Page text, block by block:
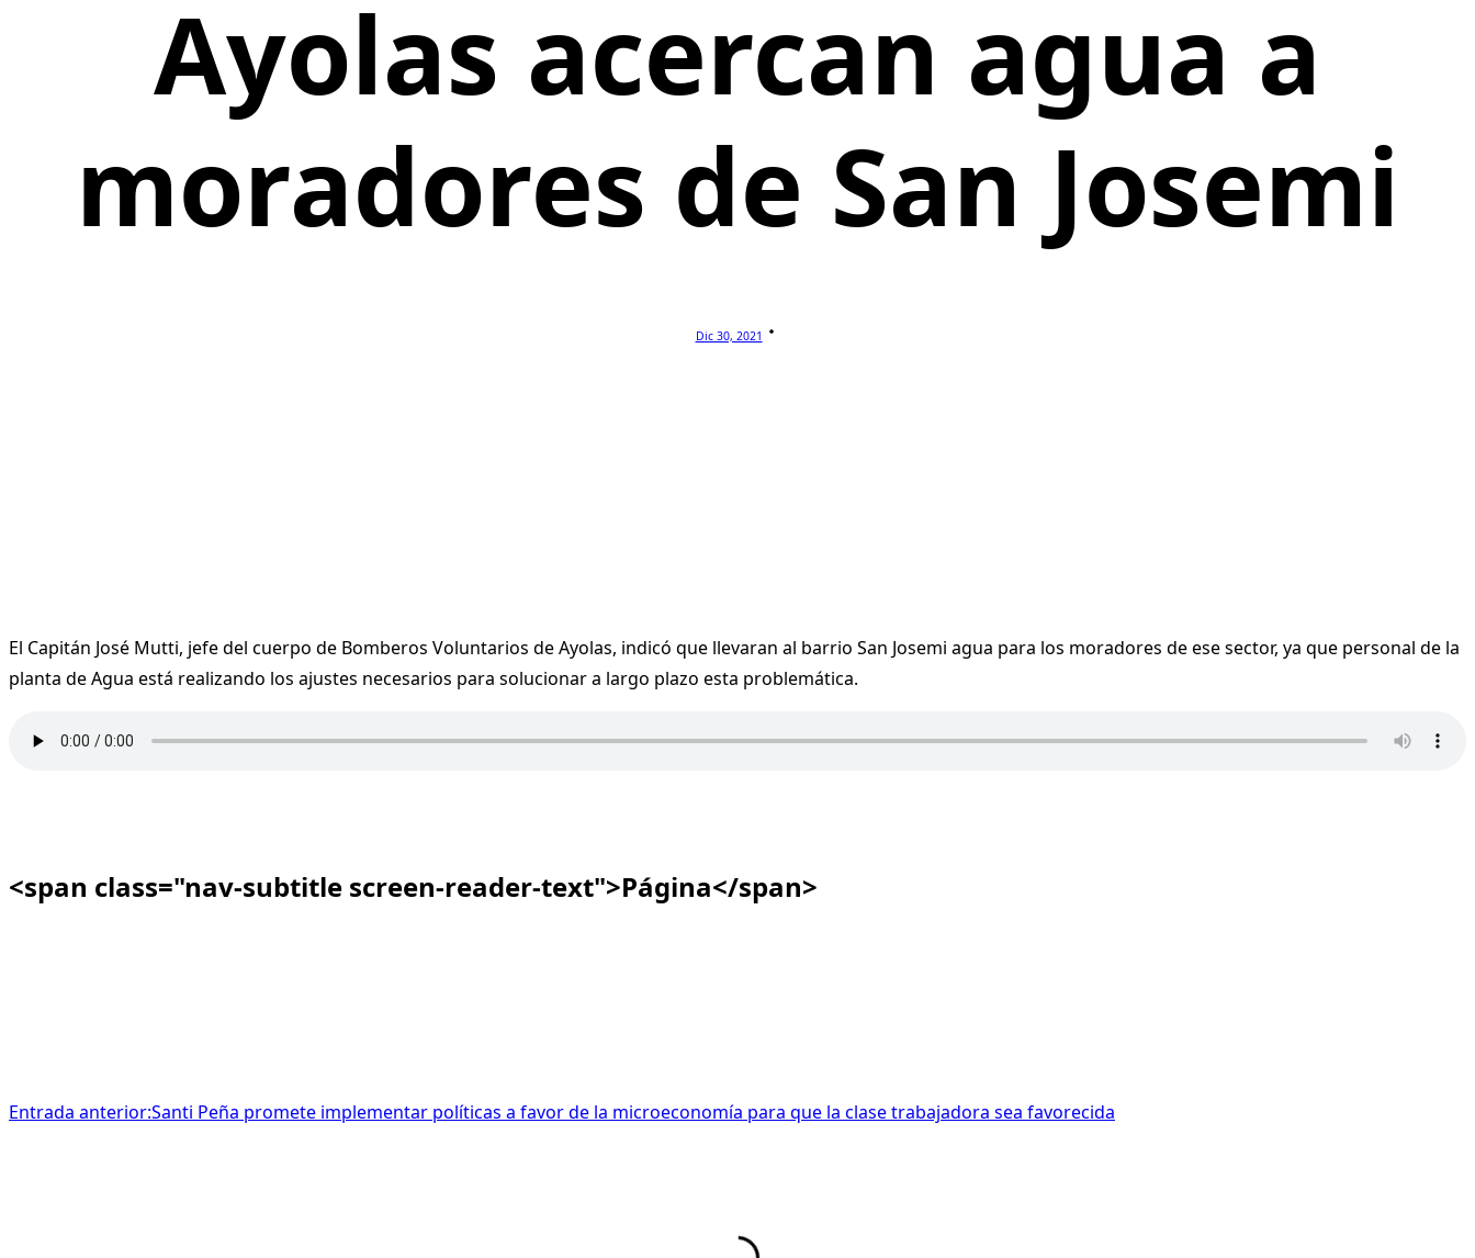
Ayolas acercan agua a
moradores de San Josemi
Dic 30, 2021
El Capitán José Mutti, jefe del cuerpo de Bomberos Voluntarios de Ayolas, indicó que llevaran al barrio San Josemi agua para los moradores de ese sector, ya que personal de la
planta de Agua está realizando los ajustes necesarios para solucionar a largo plazo esta problemática.
<span class="nav-subtitle screen-reader-text">Página</span>
Entrada anterior:Santi Peña promete implementar políticas a favor de la microeconomía para que la clase trabajadora sea favorecida